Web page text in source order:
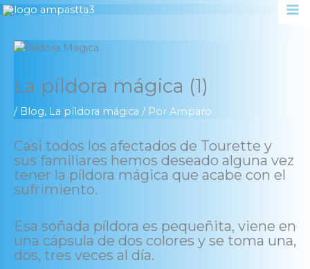
Ir
La píldora mágica (1)
/ Blog, La píldora mágica / Por Amparo
Casi todos los afectados de Tourette y
sus familiares hemos deseado alguna vez
tener la píldora mágica que acabe con el
sufrimiento.
Esa soñada píldora es pequeñita, viene en
una cápsula de dos colores y se toma una,
dos, tres veces al día.